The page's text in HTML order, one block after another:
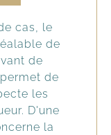
cas, le
de
de
de
les
D'une
la